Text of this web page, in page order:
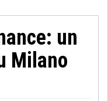
un
Milano